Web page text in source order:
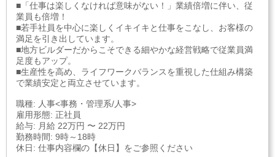
■「仕事は楽しくなければ意味がない！」業績倍増に伴い、従
業員も倍増！
■若手社員を中心に楽しくイキイキと仕事をこなし、お客様の
満足を引き出しています。
■地方ビルダーだからこそできる細やかな経営戦略で従業員満
足度もアップ。
■生産性を高め、ライフワークバランスを重視した仕組み構築
で業績安定と両立させています。
職種: 人事<事務・管理系/人事>
雇用形態: 正社員
給与: 月給 22万円 〜 22万円
勤務時間: 9時～18時
休日: 仕事内容欄の【休日】をご参照ください